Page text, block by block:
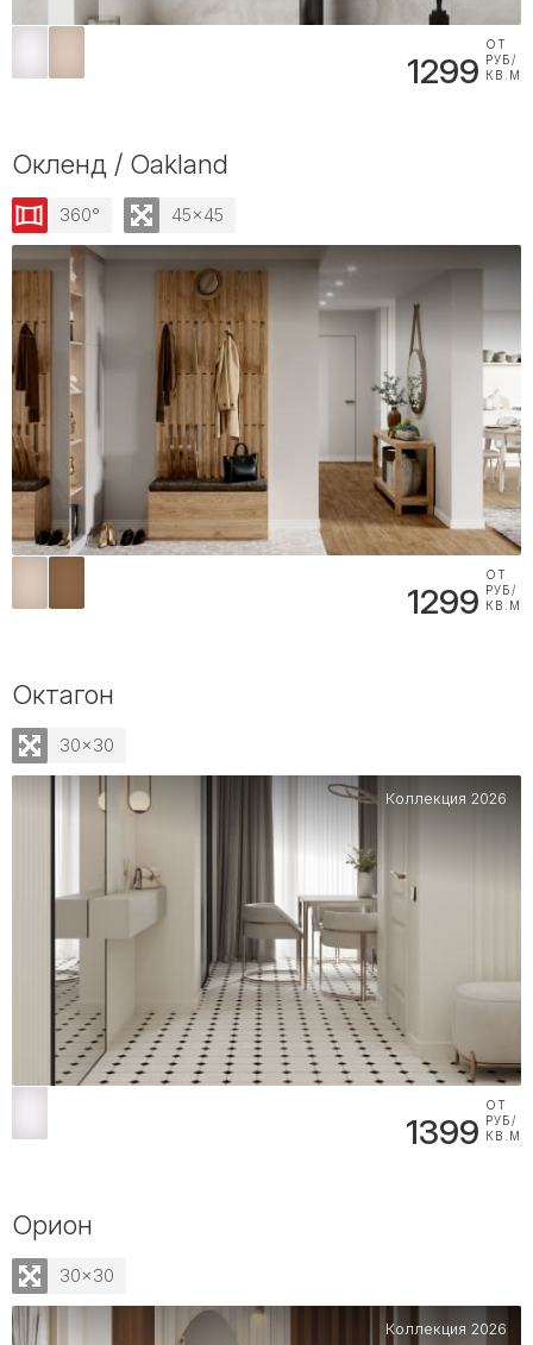
1299
ОТ
РУБ/
КВ.М
Окленд / Oakland
360° 45x45
1299
ОТ
РУБ/
КВ.М
Октагон
30x30
Коллекция 2026
1399
ОТ
РУБ/
КВ.М
Орион
30x30
Коллекция 2026